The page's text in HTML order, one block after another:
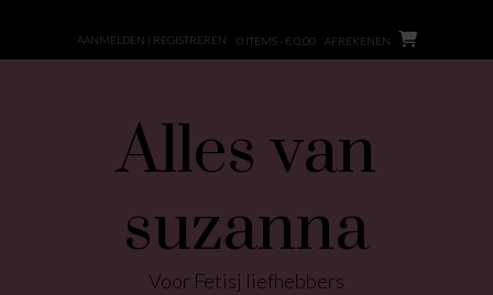
de
AANMELDEN | REGISTREREN 0 ITEMS - € 0,00 AFREKENEN
Alles van
suzanna
Voor Fetisj liefhebbers